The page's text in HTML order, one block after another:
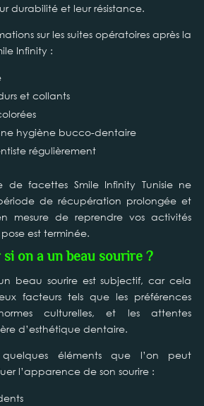
durabilité et leur résistance.
sur les suites opératoires après la
Infinity :
et collants
hygiène bucco-dentaire
régulièrement
de facettes Smile Infinity Tunisie ne
de récupération prolongée et
mesure de reprendre vos activités
est terminée.
on a un beau sourire ?
beau sourire est subjectif, car cela
facteurs tels que les préférences
culturelles, et les attentes
d’esthétique dentaire.
éléments que l’on peut
l’apparence de son sourire :